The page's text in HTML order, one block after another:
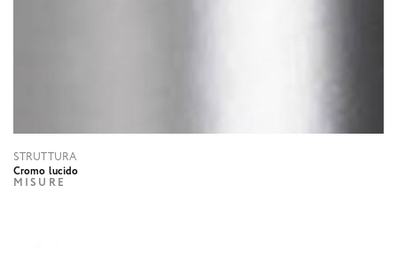
STRUTTURA
Cromo lucido
MISURE